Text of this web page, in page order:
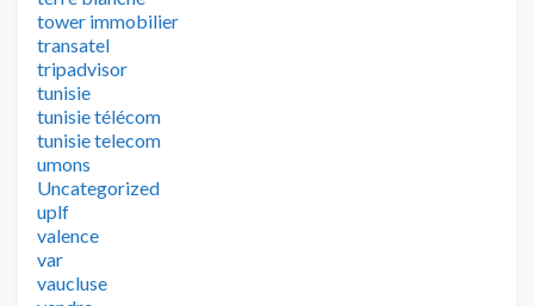
tower immobilier
transatel
tripadvisor
tunisie
tunisie télécom
tunisie telecom
umons
Uncategorized
uplf
valence
var
vaucluse